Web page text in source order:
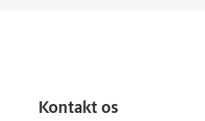
Kontakt os